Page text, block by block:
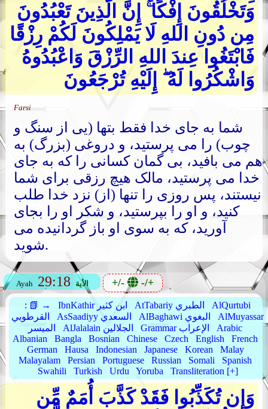
وَتَخْلُقُونَ إِفْكًا ۚ إِنَّ الَّذِينَ تَعْبُدُونَ
مِن دُونِ اللهِ لَا يَمْلِكُونَ لَكُمْ رِزْقًا
فَابْتَغُوا عِندَ اللهِ الرِّزْقَ وَاعْبُدُوهُ
وَاشْكُرُوا لَهُ ۖ إِلَيْهِ تُرْجَعُونَ
Farsi
شما به جای خدا فقط بتها (یی از سنگ و
چوب) را می پرستید، و دروغی (بزرگ) به
هم می بافید، بی گمان کسانی را که به جای
خدا می پرستید، مالک هیچ رزقی برای شما
نیستند، پس روزی را تنها (از) نزد خدا طلب
کنید، و او را بپرستید، و شکر او را بجای
آورید، که به سوی او باز گردانیده می
شوید.
Ayah 29:18 الأية +/- -/+
: 📗 → IbnKathir ابن كثير AtTabariy الطبري
AlQurtubi
القرطوبي
AsSaadiyy السعدي AlBaghawi البغوي
AlMuyassar
الميسر
AlJalalain الجلالين Grammar الإعراب
Arabic
Albanian
Bangla Bosnian Chinese Czech English
French
German
Hausa Indonesian Japanese Korean
Malay
Malayalam
Persian Portuguese Russian Somali
Spanish
Swahili
Turkish Urdu Yoruba Transliteration [+]
وَإِن تُكَذِّبُوا فَقَدْ كَذَّبَ أُمَمٌ مِّن